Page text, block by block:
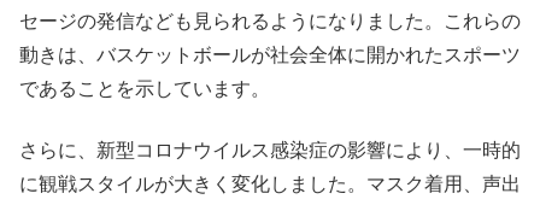
セージの発信なども見られるようになりました。これらの
動きは、バスケットボールが社会全体に開かれたスポーツ
であることを示しています。
さらに、新型コロナウイルス感染症の影響により、一時的
に観戦スタイルが大きく変化しました。マスク着用、声出